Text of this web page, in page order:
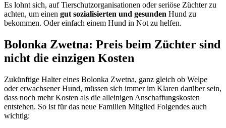
Es lohnt sich, auf Tierschutzorganisationen oder seriöse Züchter zu
achten, um einen gut sozialisierten und gesunden Hund zu
bekommen. Oder einfach einem Hund in Not zu helfen.
Bolonka Zwetna: Preis beim Züchter sind
nicht die einzigen Kosten
Zukünftige Halter eines Bolonka Zwetna, ganz gleich ob Welpe
oder erwachsener Hund, müssen sich immer im Klaren darüber sein,
dass noch mehr Kosten als die alleinigen Anschaffungskosten
entstehen. So ist für das neue Familien Mitglied Folgendes auch
wichtig: